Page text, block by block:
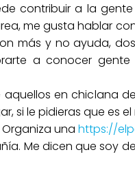
contribuir a la
me gusta hablar
más y no ayuda,
a conocer gente
en chiclana
si le pidieras que es
una https://
Me dicen que soy